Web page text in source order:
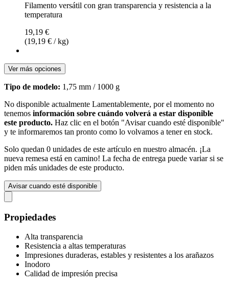
Filamento versátil con gran transparencia y resistencia a la
temperatura
19,19 €
(19,19 € / kg)
Ver más opciones
Tipo de modelo: 1,75 mm / 1000 g
No disponible actualmente Lamentablemente, por el momento no
tenemos información sobre cuándo volverá a estar disponible
este producto. Haz clic en el botón "Avisar cuando esté disponible"
y te informaremos tan pronto como lo volvamos a tener en stock.
Solo quedan 0 unidades de este artículo en nuestro almacén. ¡La
nueva remesa está en camino! La fecha de entrega puede variar si se
piden más unidades de este producto.
Avisar cuando esté disponible
Propiedades
Alta transparencia
Resistencia a altas temperaturas
Impresiones duraderas, estables y resistentes a los arañazos
Inodoro
Calidad de impresión precisa